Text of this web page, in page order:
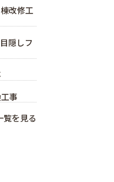
改修工
隠しフ
事
覧を見る